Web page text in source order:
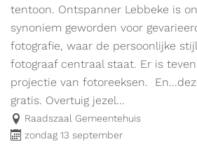
tentoon. Ontspanner Lebbeke is
synoniem geworden voor
fotografie, waar de persoonlijke
fotograaf centraal staat. Er is
projectie van fotoreeksen.
gratis. Overtuig jezel...
Raadszaal Gemeentehuis
zondag 13 september